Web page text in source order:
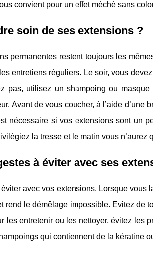
convient pour un effet méché sans
soin de ses extensions ?
permanentes restent toujours les
entretiens réguliers. Le soir, vous
pas, utilisez un shampoing ou masque
Avant de vous coucher, à l’aide
nécessaire si vos extensions sont un
la tresse et le matin vous n’aurez
à éviter avec ses
avec vos extensions. Lorsque vous
rend le démêlage impossible. Evitez de
les entretenir ou les nettoyer, évitez
qui contiennent de la kératine